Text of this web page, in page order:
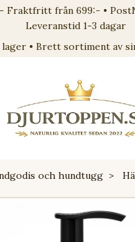
Fraktfritt från 699:- •
Leveranstid 1-3 dagar
lager • Brett sortiment av
och hundtugg